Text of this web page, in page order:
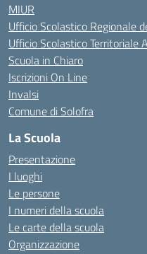
MIUR
Ufficio Scolastico Regionale
Ufficio Scolastico Territoriale
Scuola in Chiaro
Iscrizioni On Line
Invalsi
Comune di Solofra
La Scuola
Presentazione
I luoghi
Le persone
I numeri della scuola
Le carte della scuola
Organizzazione